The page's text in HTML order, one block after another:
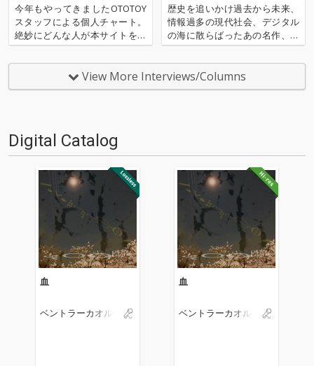
今年もやってきましたOTOTOY
スタッフによる個人チャート。
絶妙にどんな人が本サイトを運
営しているのか？ そんな自己
紹介もちょっとかねておりま
す。2024年は、それぞれなにを
聴いてOTOTOYを作っていたの
歴史を追いかけ過去から未来、
情報過多の現代社会、デジタル
の海に散らばったあの名作、こ
の名作たちをひとつにまとめる
仕事人…!〈アーカイ奉行〉が今
日もデジタルの乱世を治め
る…!'''〈アーカイ奉行〉と
View More Interviews/Columns
Digital Catalog
血
ベントラーカオル
血
ベントラーカオル